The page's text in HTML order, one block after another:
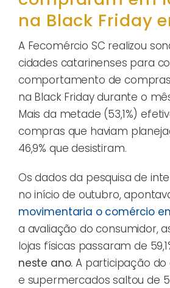
na Black Friday
A Fecomércio SC realizou
cidades catarinenses para
comportamento de
na Black Friday durante o
Mais da metade (53,1%)
compras que haviam
46,9% que desistiram.
Os dados da pesquisa de
no início de outubro,
movimentaria o comércio
a avaliação do consumidor,
lojas físicas passaram de
neste ano. A participação
e supermercados saltou de